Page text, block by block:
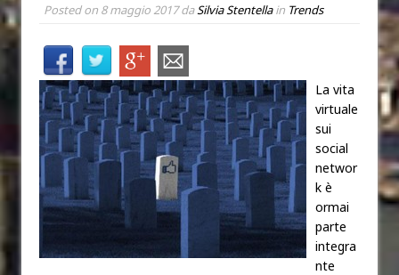
Posted on 8 maggio 2017daSilvia Stentellain Trends
La vita
virtuale
sui
social
networ
k è
ormai
parte
integra
nte